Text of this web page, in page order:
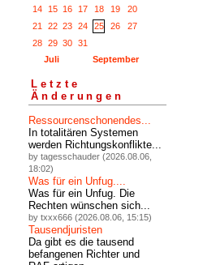
14
15 16 17 18 19
20
21
22 23 24 25 26
27
28
29 30 31
Juli
September
Letzte
Änderungen
Ressourcenschonendes...
In totalitären Systemen
werden Richtungskonflikte...
by tagesschauder (2026.08.06,
18:02)
Was für ein Unfug....
Was für ein Unfug. Die
Rechten wünschen sich...
by txxx666 (2026.08.06, 15:15)
Tausendjuristen
Da gibt es die tausend
befangenen Richter und